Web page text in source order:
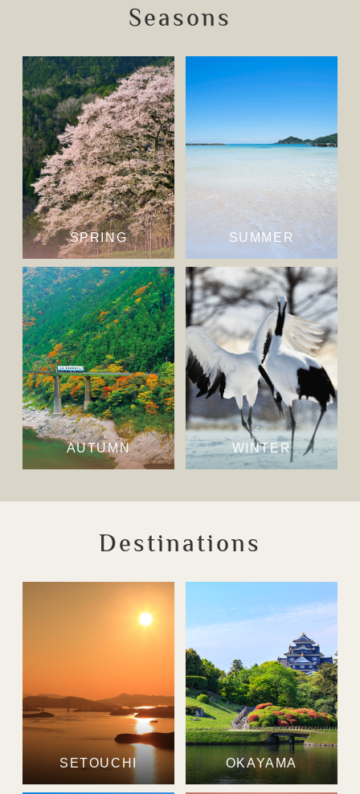
Seasons
SPRING SUMMER
AUTUMN WINTER
Destinations
SETOUCHI OKAYAMA